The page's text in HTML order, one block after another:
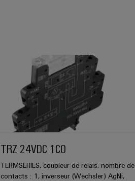
TRZ 24VDC 1CO
TERMSERIES, coupleur de relais, nombre de
contacts : 1, inverseur (Wechsler) AgNi,